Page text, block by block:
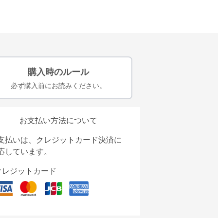
購入時のルール
必ず購入前にお読みください。
お支払い方法について
払いは、クレジットカード決済に
しています。
レジットカード